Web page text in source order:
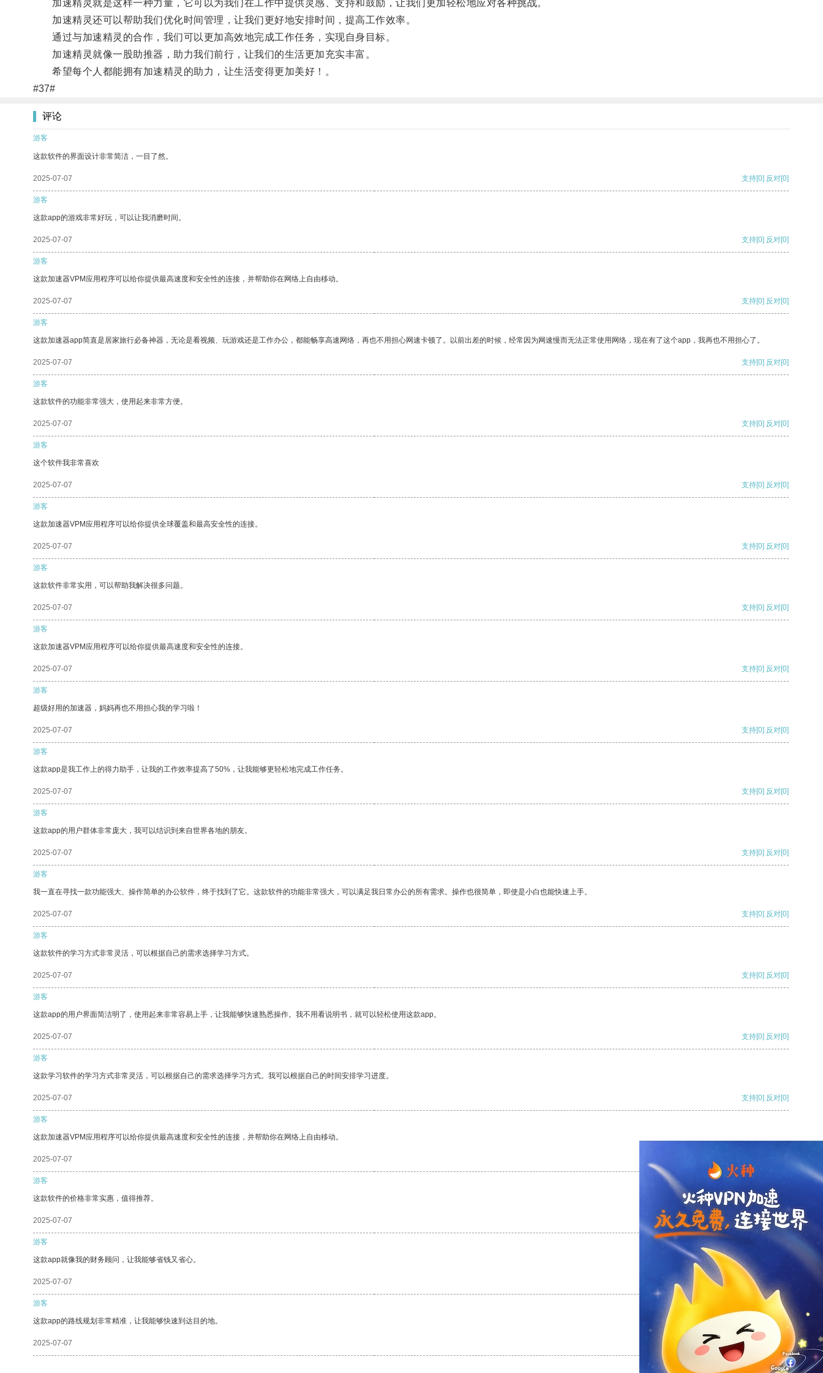
加速精灵就是这样一种力量，它可以为我们在工作中提供灵感、支持和鼓励，让我们更加轻松地应对各种挑战。
加速精灵还可以帮助我们优化时间管理，让我们更好地安排时间，提高工作效率。
通过与加速精灵的合作，我们可以更加高效地完成工作任务，实现自身目标。
加速精灵就像一股助推器，助力我们前行，让我们的生活更加充实丰富。
希望每个人都能拥有加速精灵的助力，让生活变得更加美好！。
#37#
评论
游客
这款软件的界面设计非常简洁，一目了然。
2025-07-07 支持[0] 反对[0]
游客
这款app的游戏非常好玩，可以让我消磨时间。
2025-07-07 支持[0] 反对[0]
游客
这款加速器VPM应用程序可以给你提供最高速度和安全性的连接，并帮助你在网络上自由移动。
2025-07-07 支持[0] 反对[0]
游客
这款加速器app简直是居家旅行必备神器，无论是看视频、玩游戏还是工作办公，都能畅享高速网络，再也不用担心网速卡顿了。以前出差的时候，经常因为网速慢而无法正常使用网络，现在有了这个app，我再也不用担心了。
2025-07-07 支持[0] 反对[0]
游客
这款软件的功能非常强大，使用起来非常方便。
2025-07-07 支持[0] 反对[0]
游客
这个软件我非常喜欢
2025-07-07 支持[0] 反对[0]
游客
这款加速器VPM应用程序可以给你提供全球覆盖和最高安全性的连接。
2025-07-07 支持[0] 反对[0]
游客
这款软件非常实用，可以帮助我解决很多问题。
2025-07-07 支持[0] 反对[0]
游客
这款加速器VPM应用程序可以给你提供最高速度和安全性的连接。
2025-07-07 支持[0] 反对[0]
游客
超级好用的加速器，妈妈再也不用担心我的学习啦！
2025-07-07 支持[0] 反对[0]
游客
这款app是我工作上的得力助手，让我的工作效率提高了50%，让我能够更轻松地完成工作任务。
2025-07-07 支持[0] 反对[0]
游客
这款app的用户群体非常庞大，我可以结识到来自世界各地的朋友。
2025-07-07 支持[0] 反对[0]
游客
我一直在寻找一款功能强大、操作简单的办公软件，终于找到了它。这款软件的功能非常强大，可以满足我日常办公的所有需求。操作也很简单，即使是小白也能快速上手。
2025-07-07 支持[0] 反对[0]
游客
这款软件的学习方式非常灵活，可以根据自己的需求选择学习方式。
2025-07-07 支持[0] 反对[0]
游客
这款app的用户界面简洁明了，使用起来非常容易上手，让我能够快速熟悉操作。我不用看说明书，就可以轻松使用这款app。
2025-07-07 支持[0] 反对[0]
游客
这款学习软件的学习方式非常灵活，可以根据自己的需求选择学习方式。我可以根据自己的时间安排学习进度。
2025-07-07 支持[0] 反对[0]
游客
这款加速器VPM应用程序可以给你提供最高速度和安全性的连接，并帮助你在网络上自由移动。
2025-07-07
游客
这款软件的价格非常实惠，值得推荐。
2025-07-07 支持 [0] 反对[0]
游客
这款app就像我的财务顾问，让我能够省钱又省心。
2025-07-07 支持[0] 反对
游客
这款app的路线规划非常精准，让我能够快速到达目的地。
2025-07-07 支持[0] 反对[0]